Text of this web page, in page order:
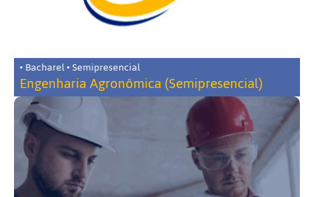
• Bacharel • Semipresencial
Engenharia Agronômica (Semipresencial)